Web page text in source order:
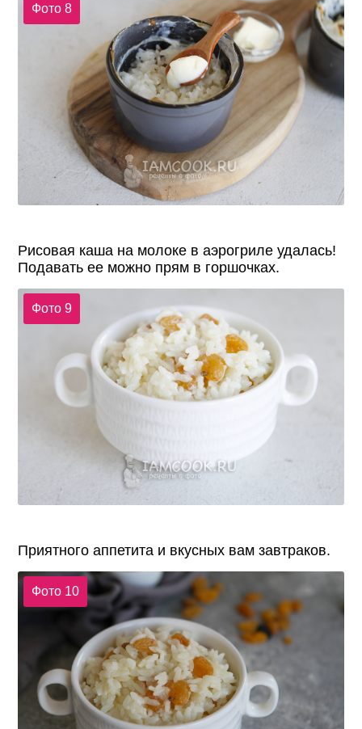
Фото 8
Рисовая каша на молоке в аэрогриле удалась!
Подавать ее можно прям в горшочках.
Фото 9
Приятного аппетита и вкусных вам завтраков.
Фото 10